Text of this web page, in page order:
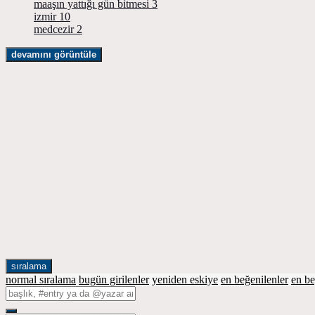
maaşın yattığı gün bitmesi 3
izmir 10
medcezir 2
devamını görüntüle
sıralama
normal sıralama bugün girilenler yeniden eskiye en beğenilenler en